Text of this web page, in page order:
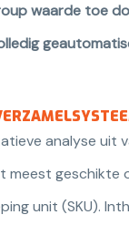
waarde toe
analyse uit
meest geschikte
unit (SKU).